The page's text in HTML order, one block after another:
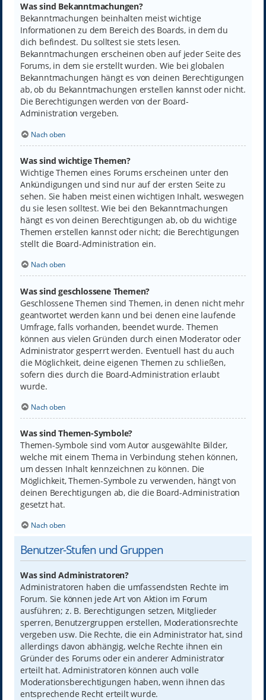
Was sind Bekanntmachungen?
Bekanntmachungen beinhalten meist wichtige
Informationen zu dem Bereich des Boards, in dem du
dich befindest. Du solltest sie stets lesen.
Bekanntmachungen erscheinen oben auf jeder Seite des
Forums, in dem sie erstellt wurden. Wie bei globalen
Bekanntmachungen hängt es von deinen Berechtigungen
ab, ob du Bekanntmachungen erstellen kannst oder nicht.
Die Berechtigungen werden von der Board-
Administration vergeben.
Nach oben
Was sind wichtige Themen?
Wichtige Themen eines Forums erscheinen unter den
Ankündigungen und sind nur auf der ersten Seite zu
sehen. Sie haben meist einen wichtigen Inhalt, weswegen
du sie lesen solltest. Wie bei den Bekanntmachungen
hängt es von deinen Berechtigungen ab, ob du wichtige
Themen erstellen kannst oder nicht; die Berechtigungen
stellt die Board-Administration ein.
Nach oben
Was sind geschlossene Themen?
Geschlossene Themen sind Themen, in denen nicht mehr
geantwortet werden kann und bei denen eine laufende
Umfrage, falls vorhanden, beendet wurde. Themen
können aus vielen Gründen durch einen Moderator oder
Administrator gesperrt werden. Eventuell hast du auch
die Möglichkeit, deine eigenen Themen zu schließen,
sofern dies durch die Board-Administration erlaubt
wurde.
Nach oben
Was sind Themen-Symbole?
Themen-Symbole sind vom Autor ausgewählte Bilder,
welche mit einem Thema in Verbindung stehen können,
um dessen Inhalt kennzeichnen zu können. Die
Möglichkeit, Themen-Symbole zu verwenden, hängt von
deinen Berechtigungen ab, die die Board-Administration
gesetzt hat.
Nach oben
Benutzer-Stufen und Gruppen
Was sind Administratoren?
Administratoren haben die umfassendsten Rechte im
Forum. Sie können jede Art von Aktion im Forum
ausführen; z. B. Berechtigungen setzen, Mitglieder
sperren, Benutzergruppen erstellen, Moderationsrechte
vergeben usw. Die Rechte, die ein Administrator hat, sind
allerdings davon abhängig, welche Rechte ihnen ein
Gründer des Forums oder ein anderer Administrator
erteilt hat. Administratoren können auch volle
Moderationsberechtigungen haben, wenn ihnen das
entsprechende Recht erteilt wurde.